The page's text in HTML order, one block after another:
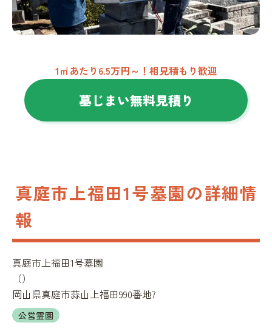
1㎡あたり6.5万円～！相見積もり歓迎
墓じまい無料見積り
真庭市上福田1号墓園の詳細情
報
真庭市上福田1号墓園
（）
岡山県真庭市蒜山上福田990番地7
公営霊園